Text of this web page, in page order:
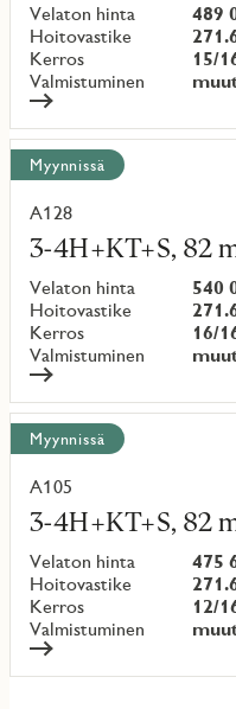
Velaton hinta
489
Hoitovastike
Kerros
15/
Valmistuminen
Myynnissä
A128
3-4H+KT+S, 82
Velaton hinta
540
Hoitovastike
Kerros
16/
Valmistuminen
Lue
lisää
kohteesta
Myynnissä
A105
3-4H+KT+S, 82
Velaton hinta
475
Hoitovastike
Kerros
12/
Valmistuminen
Lue
lisää
kohteesta